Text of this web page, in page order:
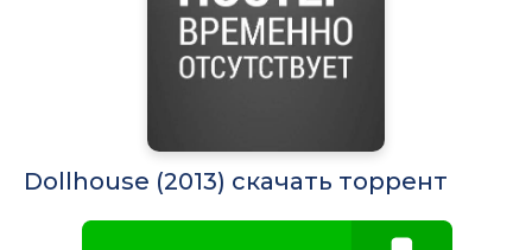
Dollhouse (2013) скачать торрент